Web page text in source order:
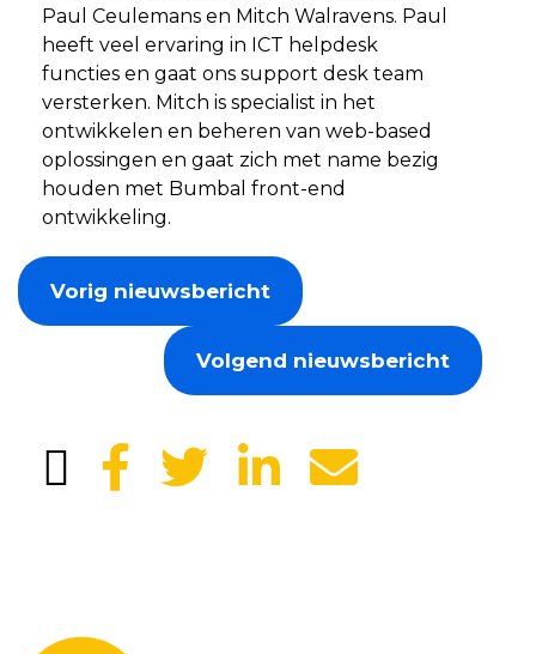
Paul Ceulemans en Mitch Walravens. Paul
heeft veel ervaring in ICT helpdesk
functies en gaat ons support desk team
versterken. Mitch is specialist in het
ontwikkelen en beheren van web-based
oplossingen en gaat zich met name bezig
houden met Bumbal front-end
ontwikkeling.
Vorig nieuwsbericht
Volgend nieuwsbericht